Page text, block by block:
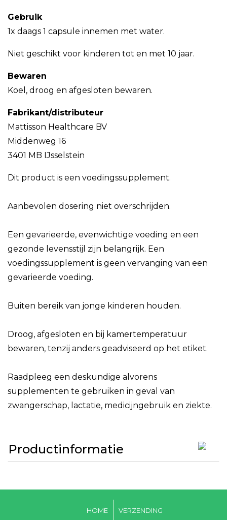
Gebruik
1x daags 1 capsule innemen met water.
Niet geschikt voor kinderen tot en met 10 jaar.
Bewaren
Koel, droog en afgesloten bewaren.
Fabrikant/distributeur
Mattisson Healthcare BV
Middenweg 16
3401 MB IJsselstein
Dit product is een voedingssupplement.
Aanbevolen dosering niet overschrijden.
Een gevarieerde, evenwichtige voeding en een
gezonde levensstijl zijn belangrijk. Een
voedingssupplement is geen vervanging van een
gevarieerde voeding.
Buiten bereik van jonge kinderen houden.
Droog, afgesloten en bij kamertemperatuur
bewaren, tenzij anders geadviseerd op het etiket.
Raadpleeg een deskundige alvorens
supplementen te gebruiken in geval van
zwangerschap, lactatie, medicijngebruik en ziekte.
Productinformatie
HOME VERZENDING